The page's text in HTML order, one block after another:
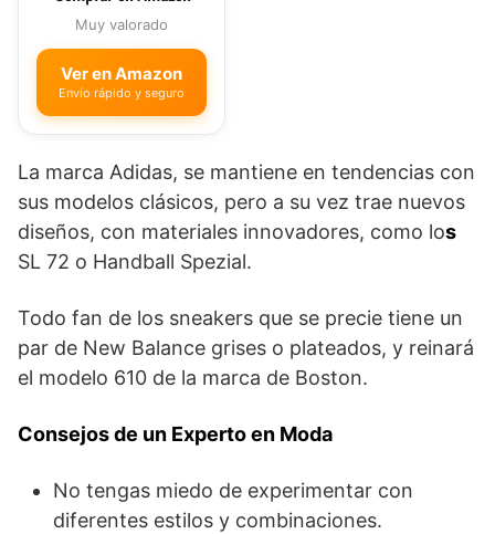
Muy valorado
Ver en Amazon
Envío rápido y seguro
La marca Adidas, se mantiene en tendencias con
sus modelos clásicos, pero a su vez trae nuevos
diseños, con materiales innovadores, como los
SL 72 o Handball Spezial.
Todo fan de los sneakers que se precie tiene un
par de New Balance grises o plateados, y reinará
el modelo 610 de la marca de Boston.
Consejos de un Experto en Moda
No tengas miedo de experimentar con
diferentes estilos y combinaciones.